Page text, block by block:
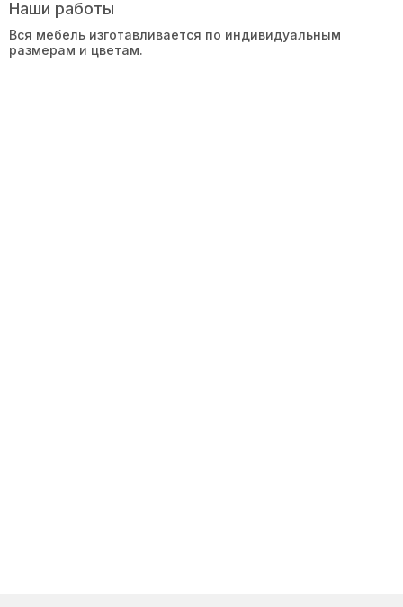
Наши работы
Вся мебель изготавливается по индивидуальным
размерам и цветам.